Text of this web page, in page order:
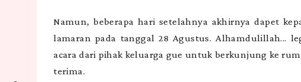
Namun, beberapa hari setelahnya akhirnya dapet
lamaran pada tanggal 28 Agustus. Alhamdulillah...
acara dari pihak keluarga gue untuk berkunjung ke
terima.